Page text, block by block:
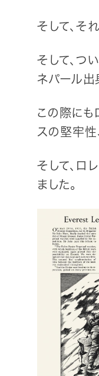
そして、そ
そして、つ
ネパール出
この際にも
スの堅牢性
そして、ロ
ました。